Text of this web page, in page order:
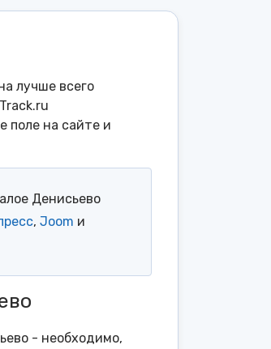
лучше всего
поле на сайте и
Денисьево
, Joom и
- необходимо,